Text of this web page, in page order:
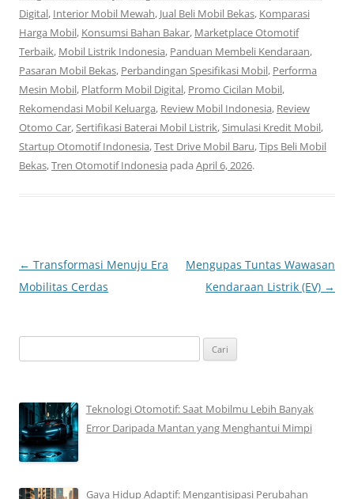
Digital, Interior Mobil Mewah, Jual Beli Mobil Bekas, Komparasi
Harga Mobil, Konsumsi Bahan Bakar, Marketplace Otomotif
Terbaik, Mobil Listrik Indonesia, Panduan Membeli Kendaraan,
Pasaran Mobil Bekas, Perbandingan Spesifikasi Mobil, Performa
Mesin Mobil, Platform Mobil Digital, Promo Cicilan Mobil,
Rekomendasi Mobil Keluarga, Review Mobil Indonesia, Review
Otomo Car,Sertifikasi Baterai Mobil Listrik,Simulasi Kredit Mobil,
Startup Otomotif Indonesia,Test Drive Mobil Baru,Tips Beli Mobil
Bekas,Tren Otomotif Indonesia pada April 6, 2026.
Navigasi
Tulisan
← Transformasi Menuju Era
Mobilitas Cerdas
Mengupas Tuntas Wawasan
Kendaraan Listrik (EV) →
untuk:
Teknologi Otomotif: Saat Mobilmu Lebih Banyak
Error Daripada Mantan yang Menghantui Mimpi
Gaya Hidup Adaptif: Mengantisipasi Perubahan